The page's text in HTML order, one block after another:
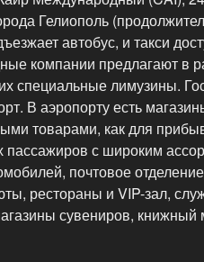
Гелиополь
автобус, и такси
компании предлагают в
специальные лимузины.
В аэропорту есть
товарами, как для
с широким
почтовое
рестораны и VIP-зал,
сувениров, книжный